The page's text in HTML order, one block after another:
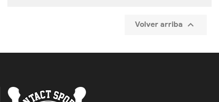
Volver arriba 